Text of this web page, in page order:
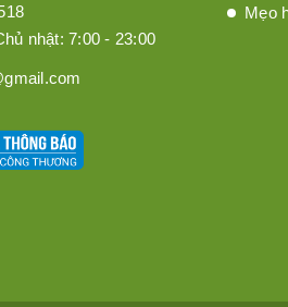
nhật: 7:00 - 23:00
Mẹo